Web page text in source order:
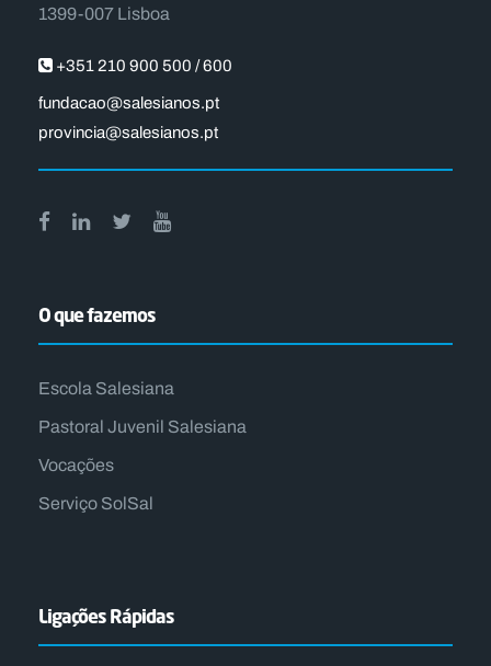
1399-007 Lisboa
+351 210 900 500 / 600
fundacao@salesianos.pt
provincia@salesianos.pt
O que fazemos
Escola Salesiana
Pastoral Juvenil Salesiana
Vocações
Serviço SolSal
Ligações Rápidas